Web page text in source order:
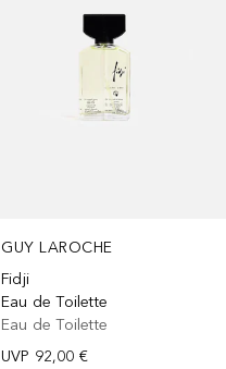
GUY LAROCHE
Fidji
Eau de Toilette
Eau de Toilette
UVP 92,00 €